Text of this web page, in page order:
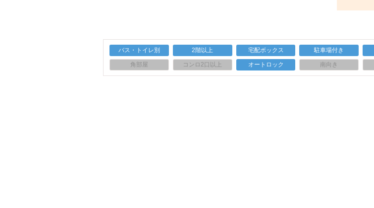
バス・トイレ別 2階以上 宅配ボックス 駐車場付き
角部屋 コンロ2口以上 オートロック 南向き